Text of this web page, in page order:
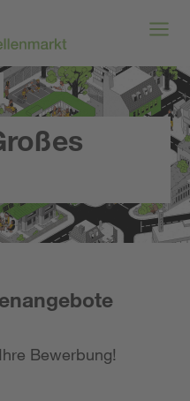
Bewerbung!